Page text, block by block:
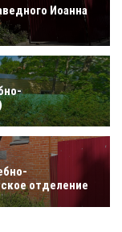
Иоанна
отделение